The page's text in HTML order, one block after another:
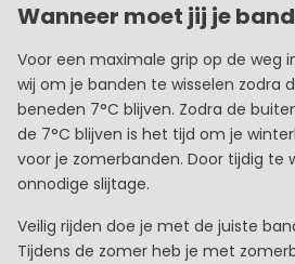
Wanneer moet jij je
Voor een maximale grip op de weg
wij om je banden te wisselen zodra
beneden 7°C blijven. Zodra de
de 7°C blijven is het tijd om je
voor je zomerbanden. Door tijdig te
onnodige slijtage.
Veilig rijden doe je met de juiste
Tijdens de zomer heb je met